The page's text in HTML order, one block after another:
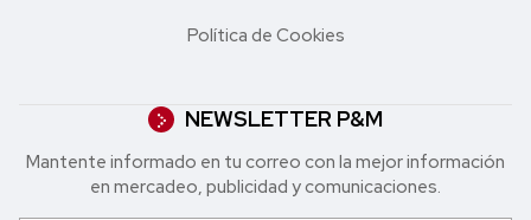
Política de Cookies
NEWSLETTER P&M
Mantente informado en tu correo con la mejor in formación
en mercadeo, publicidad y comunicaciones.